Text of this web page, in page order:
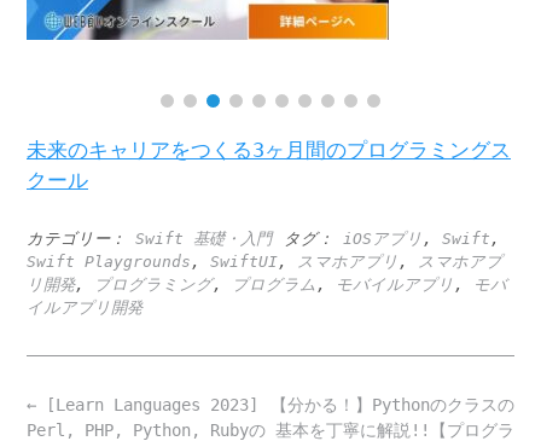
未来のキャリアをつくる3ヶ月間のプログラミングス
クール
カテゴリー： Swift 基礎・入門 タグ： iOSアプリ , Swift ,
Swift Playgrounds , SwiftUI, スマホアプリ ,
スマホアプ
リ開発, プログラミング, プログラム , モバイルアプリ ,
モバ
イルアプリ開発
Post
navigation
【分かる！】Pythonのクラスの
基本を丁寧に解説!!【プログラ
← [Learn Languages 2023]
Perl, PHP, Python, Rubyの